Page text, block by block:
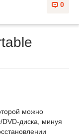
0
можно
DVD-диска, минуя